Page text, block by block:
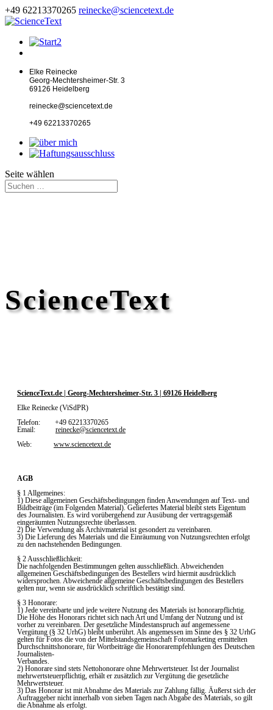
+49 62213370265 reinecke@sciencetext.de
Elke Reinecke
Georg-Mechtersheimer-Str. 3
69126 Heidelberg
reinecke@sciencetext.de
+49 62213370265
Seite wählen
ScienceText
ScienceText.de | Georg-Mechtersheimer-Str. 3 | 69126 Heidelberg
Elke Reinecke (ViSdPR)
Telefon: +49 62213370265
Email: reinecke@sciencetext.de
Web: www.sciencetext.de
AGB
§ 1 Allgemeines:
1) Diese allgemeinen Geschäftsbedingungen finden Anwendungen auf Text- und
Bildbeiträge (im Folgenden Material). Geliefertes Material bleibt stets Eigentum
des Journalisten. Es wird vorübergehend zur Ausübung der vertragsgemäß
eingeräumten Nutzungsrechte überlassen.
2) Die Verwendung als Archivmaterial ist gesondert zu vereinbaren.
3) Die Lieferung des Materials und die Einräumung von Nutzungsrechten erfolgt
zu den nachstehenden Bedingungen.
§ 2 Ausschließlichkeit:
Die nachfolgenden Bestimmungen gelten ausschließlich. Abweichenden
allgemeinen Geschäftsbedingungen des Bestellers wird hiermit ausdrücklich
widersprochen. Abweichende allgemeine Geschäftsbedingungen des Bestellers
gelten nur, wenn sie ausdrücklich schriftlich bestätigt sind.
§ 3 Honorare:
1) Jede vereinbarte und jede weitere Nutzung des Materials ist honorarpflichtig.
Die Höhe des Honorars richtet sich nach Art und Umfang der Nutzung und ist
vorher zu vereinbaren. Der gesetzliche Mindestanspruch auf angemessene
Vergütung (§ 32 UrhG) bleibt unberührt. Als angemessen im Sinne des § 32 UrhG
gelten für Fotos die von der Mittelstandsgemeinschaft Fotomarketing ermittelten
Durchschnittshonorare, für Wortbeiträge die Honorarempfehlungen des Deutschen
Journalisten-
Verbandes.
2) Honorare sind stets Nettohonorare ohne Mehrwertsteuer. Ist der Journalist
mehrwertsteuerpflichtig, erhält er zusätzlich zur Vergütung die gesetzliche
Mehrwertsteuer.
3) Das Honorar ist mit Abnahme des Materials zur Zahlung fällig. Äußerst sich der
Auftraggeber nicht innerhalb von sieben Tagen nach Abgabe des Materials, so gilt
die Abnahme als erfolgt.